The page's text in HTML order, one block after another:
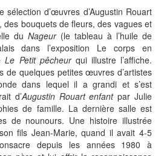
sélection d’œuvres d’Augustin Rouart
bouquets de fleurs, des vagues et
du Nageur(le tableau à l’huile de
dans l’exposition Le corps en
Le Petit pêcheurqui illustre l’affiche.
de quelques petites œuvres d’artistes
dans lequel il a grandi et s’est
d’Augustin Rouart enfantpar Julie
de famille. La dernière salle est
de nounours. Une histoire illustrée
fils Jean-Marie, quand il avait 4-5
depuis les années 1980 à